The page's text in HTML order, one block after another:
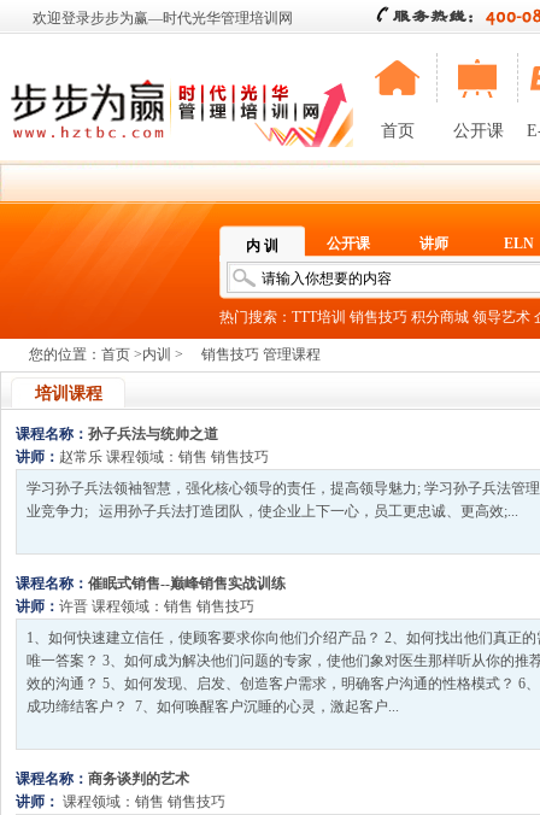
欢迎登录步步为赢—时代光华管理培训网
首页 公开课
内 训 公开课 讲师 ELN
热门搜索： TTT培训 销售技巧 积分商城 领导艺术
您的位置： 首页 >内训 > 销售技巧 管理课程
培训课程
课程名称： 孙子兵法与统帅之道
讲师： 赵常乐 课程领域： 销售 销售技巧
学习孙子兵法领袖智慧，强化核心领导的责任，提高领导魅力; 学习孙子兵法管
业竞争力; 运用孙子兵法打造团队，使企业上下一心，员工更忠诚、更高效;...
课程名称： 催眠式销售--巅峰销售实战训练
讲师： 许晋 课程领域： 销售 销售技巧
1、如何快速建立信任，使顾客要求你向他们介绍产品？ 2、如何找出他们真正
唯一答案？ 3、如何成为解决他们问题的专家，使他们象对医生那样听从你的推
效的沟通？ 5、如何发现、启发、创造客户需求，明确客户沟通的性格模式？ 6
成功缔结客户？ 7、如何唤醒客户沉睡的心灵，激起客户...
课程名称： 商务谈判的艺术
讲师： 课程领域： 销售 销售技巧